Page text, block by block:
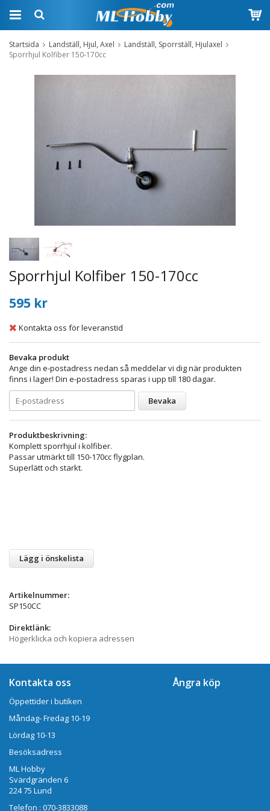
Startsida Landställ, Hjul, Axel
Landställ, Sporrställ, Hjulaxel
Sporrhjul Kolfiber 150-170cc
Sporrhjul Kolfiber 150-170cc
595 kr
Kontakta oss för leveranstid
Bevaka produkt
Ange din e-postadress nedan så meddelar vi dig när produkten
finns i lager! Din e-postadress sparas i upp till 180 dagar.
Bevaka
Produktbeskrivning:
Komplett sporrhjul i kolfiber.
Passar utmärkt till 150-170cc flygplan.
Superlätt och starkt.
Lägg i önskelista
Artikelnummer:
SP150CC
Direktlänk:
Högerklicka och kopiera adressen
Kontakta oss
Öppettider i butiken
Måndag- Fredag 10-19
Lördag 10-13
Besöksadress
ML Hobby
Svärdgränden 6
224 75 Lund
Telefon : 070-3833088
Ångra köp